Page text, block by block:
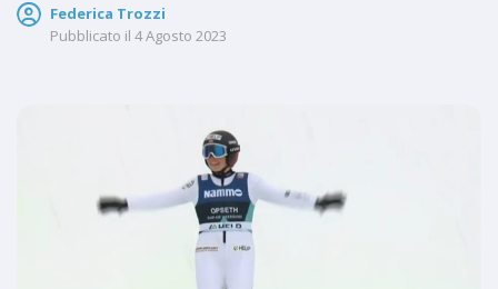
Federica Trozzi
Pubblicato il 4 Agosto 2023